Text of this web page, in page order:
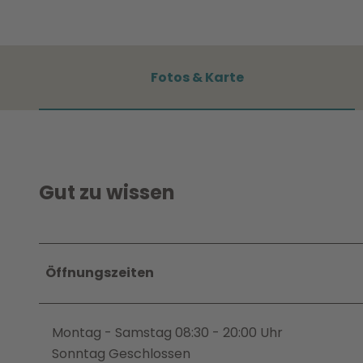
Fotos & Karte
Gut zu wissen
Öffnungszeiten
Montag - Samstag 08:30 - 20:00 Uhr
Sonntag Geschlossen